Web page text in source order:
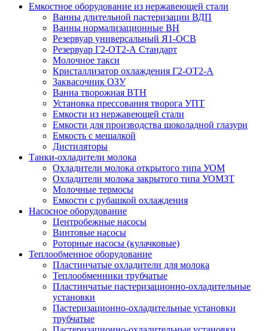
Емкостное оборудование из нержавеющей стали
Ванны длительной пастеризации ВДП
Ванны нормализационные ВН
Резервуар универсальный Я1-ОСВ
Резервуар Г2-ОТ2-А Стандарт
Молочное такси
Кристаллизатор охлаждения Г2-ОТ2-А
Заквасочник ОЗУ
Ванна творожная ВТН
Установка прессования творога УПТ
Емкости из нержавеющей стали
Емкости для производства шоколадной глазури
Емкость с мешалкой
Дистиляторы
Танки-охладители молока
Охладители молока открытого типа УОМ
Охладители молока закрытого типа УОМЗТ
Молочные термосы
Емкости с рубашкой охлаждения
Насосное оборудование
Центробежные насосы
Винтовые насосы
Роторные насосы (кулачковые)
Теплообменное оборудование
Пластинчатые охладители для молока
Теплообменники трубчатые
Пластинчатые пастеризационно-охладительные
установки
Пастеризационно-охладительные установки
трубчатые